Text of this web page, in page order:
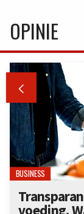
OPINIE

BUSINESS
voeding.